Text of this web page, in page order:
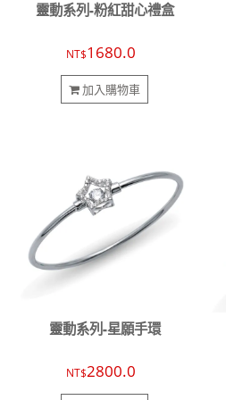
靈動系列-粉紅甜心禮盒
NT$1680.0
加入購物車
靈動系列-星願手環
NT$2800.0